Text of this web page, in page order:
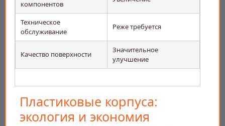
компонентов
Техническое
обслуживание
Реже требуется
Качество поверхности
Значительное
улучшение
Пластиковые корпуса:
экология и экономия